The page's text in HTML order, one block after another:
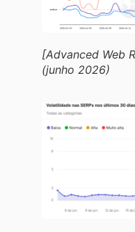
[Advanced Web
(junho 2026)